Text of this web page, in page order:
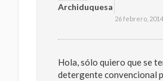
Archiduquesa
26 febrero,
Hola, sólo quiero que se
detergente convencional